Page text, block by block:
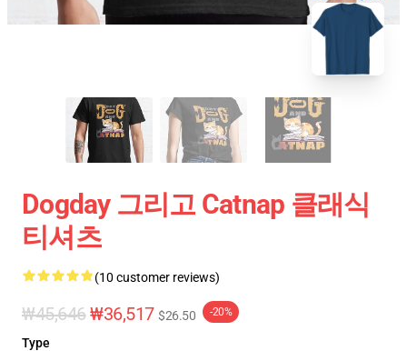
Dogday 그리고 Catnap 클래식
티셔츠
(10 customer reviews)
₩45,646₩36,517 $26.50 -20%
Type